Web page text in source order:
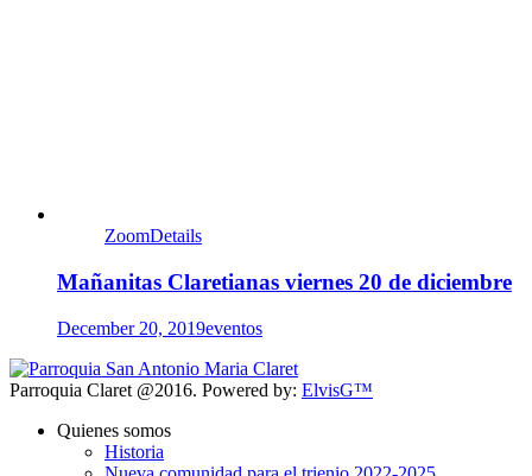
ZoomDetails
Mañanitas Claretianas viernes 20 de diciembre
December 20, 2019eventos
Parroquia Claret @2016. Powered by: ElvisG™
Quienes somos
Historia